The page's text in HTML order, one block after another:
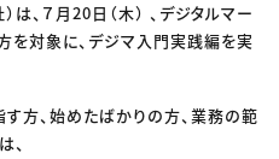
知らせ
、７月20日（木） 、デジタルマー
を対象に、デジマ入門実践編を実
方、始めたばかりの方、業務の範
、